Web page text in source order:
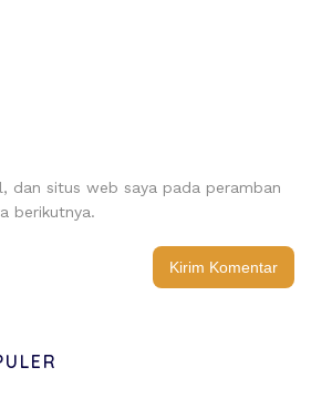
dan situs web saya pada peramban
berikutnya.